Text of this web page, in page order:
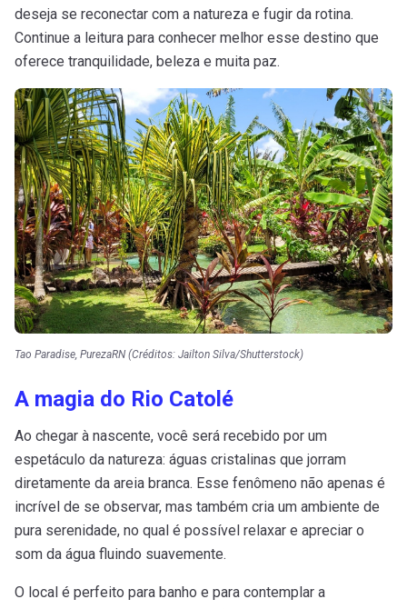
deseja se reconectar com a natureza e fugir da rotina.
Continue a leitura para conhecer melhor esse destino que
oferece tranquilidade, beleza e muita paz.
Tao Paradise, PurezaRN (Créditos: Jailton Silva/Shutterstock)
A magia do Rio Catolé
Ao chegar à nascente, você será recebido por um
espetáculo da natureza: águas cristalinas que jorram
diretamente da areia branca. Esse fenômeno não apenas é
incrível de se observar, mas também cria um ambiente de
pura serenidade, no qual é possível relaxar e apreciar o
som da água fluindo suavemente.
O local é perfeito para banho e para contemplar a